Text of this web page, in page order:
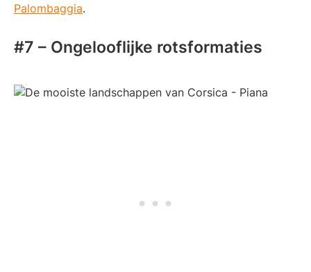
Palombaggia.
#7 – Ongelooflijke rotsformaties